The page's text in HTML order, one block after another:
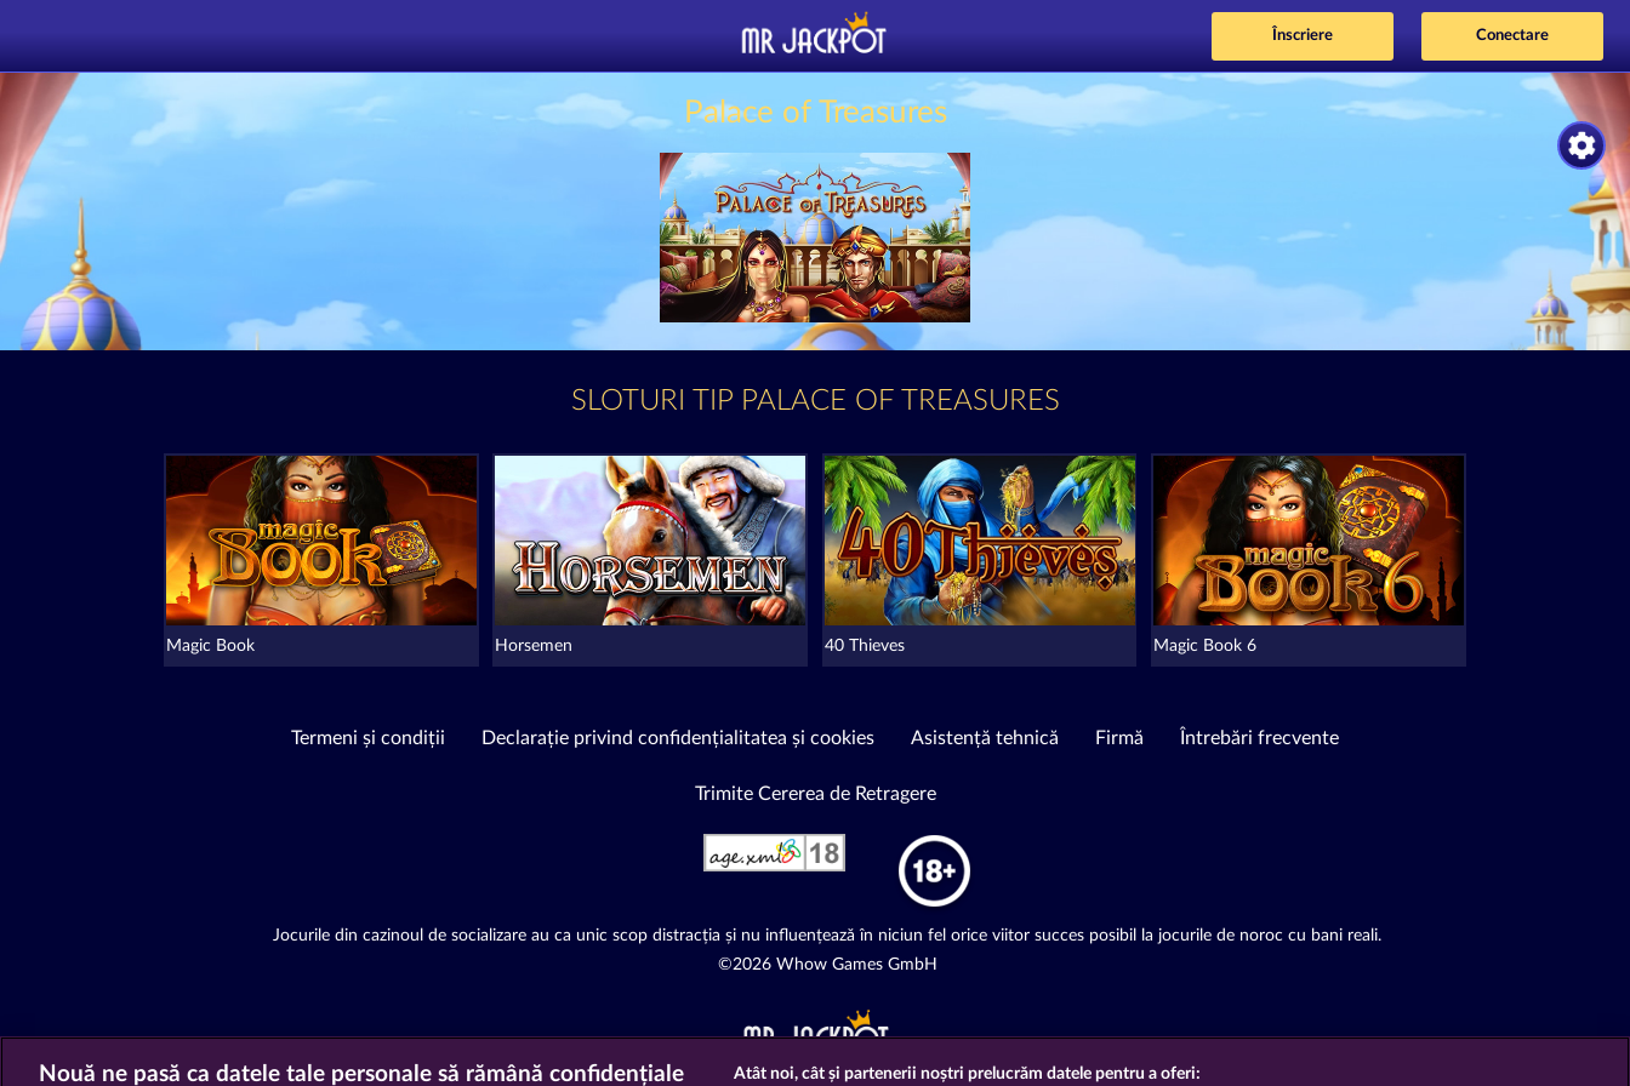
Înscriere Conectare
Palace of Treasures
SLOTURI TIP PALACE OF TREASURES
Magic Book Horsemen 40 Thieves Magic Book 6
Termeni și condiții Declarație privind confidențialitatea și cookies Asistență tehnică Firmă Întrebări frecvente
Trimite Cererea de Retragere
Jocurile din cazinoul de socializare au ca unic scop distracția și nu influențează în niciun fel orice viitor succes posibil la jocurile de noroc cu bani reali.
©2026 Whow Games GmbH
Nouă ne pasă ca datele tale personale să rămână confidențiale Atât noi, cât și partenerii noștri prelucrăm datele pentru a oferi: